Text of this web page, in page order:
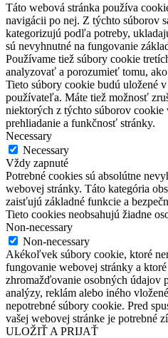
Táto webová stránka používa
navigácii po nej. Z týchto súborov
kategorizujú podľa potreby,
sú nevyhnutné na fungovanie
Používame tiež súbory cookie
analyzovať a porozumieť tomu,
Tieto súbory cookie budú uložené
používateľa. Máte tiež možnosť
niektorých z týchto súborov
prehliadanie a funkčnosť stránky.
Necessary
Necessary
Vždy zapnuté
Potrebné cookies sú absolútne
webovej stránky. Táto kategória
zaisťujú základné funkcie a
Tieto cookies neobsahujú žiadne
Non-necessary
Non-necessary
Akékoľvek súbory cookie, ktoré
fungovanie webovej stránky a
zhromažďovanie osobných údajov
analýzy, reklám alebo iného
nepotrebné súbory cookie. Pred
vašej webovej stránke je potrebné
ULOŽIŤ A PRIJAŤ